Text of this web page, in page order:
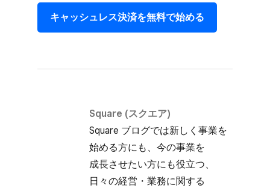
キャッシュレス決済を​無料で​始める
Square (スクエア)
Square ブログでは​新しく​事業を​
始める方にも、​今の​事業を​
成長させたい方にも​役立つ、​
日々の​経営・業務に​関する​